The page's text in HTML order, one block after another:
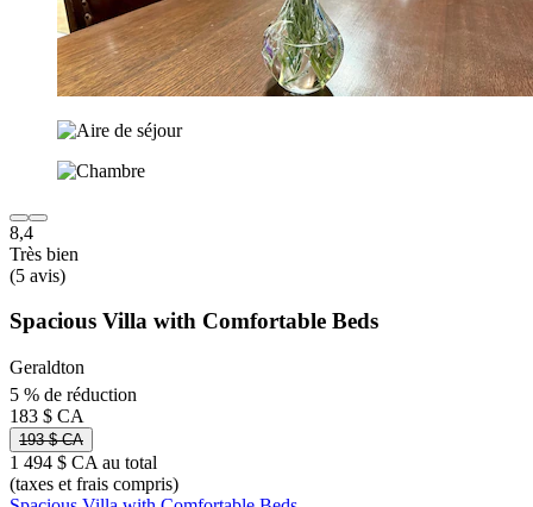
8,4
Très bien
(5 avis)
Spacious Villa with Comfortable Beds
Geraldton
5 % de réduction
183 $ CA
193 $ CA
1 494 $ CA au total
(taxes et frais compris)